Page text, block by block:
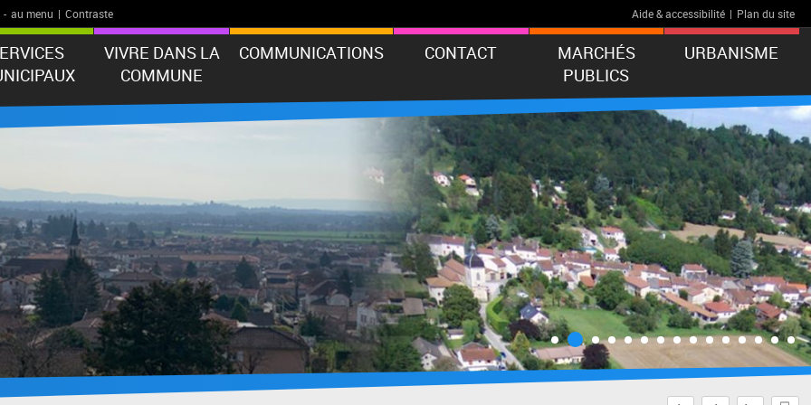
- au menu | Contraste Aide & accessibilité | Plan du site
VIVRE DANS LA
COMMUNE
COMMUNICATIONS CONTACT
MARCHÉS
PUBLICS
URBANISME